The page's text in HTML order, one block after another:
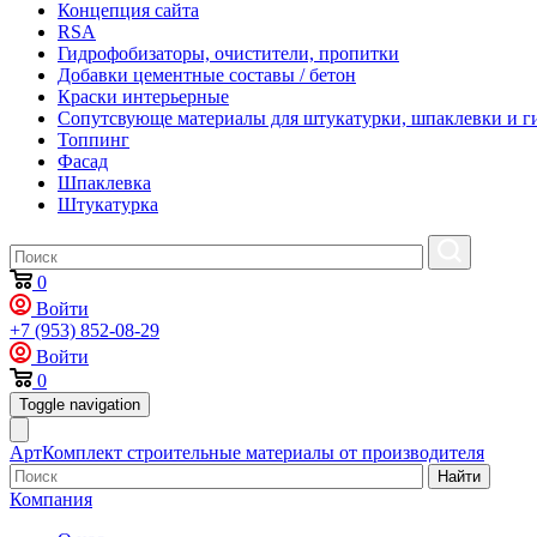
Концепция сайта
RSA
Гидрофобизаторы, очистители, пропитки
Добавки цементные составы / бетон
Краски интерьерные
Сопутсвующе материалы для штукатурки, шпаклевки и
Топпинг
Фасад
Шпаклевка
Штукатурка
0
Войти
+7 (953) 852-08-29
Войти
0
Toggle navigation
АртКомплект строительные материалы от производителя
Найти
Компания